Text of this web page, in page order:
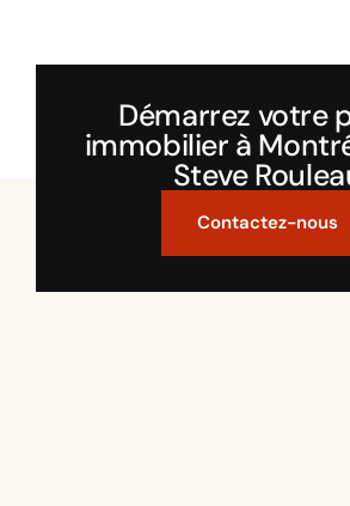
Démarrez votre
immobilier à
Steve
Contactez-nous